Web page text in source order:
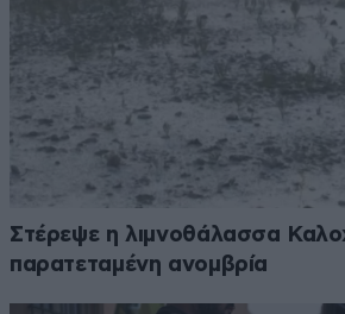
Στέρεψε η λιμνοθάλασσα
παρατεταμένη ανομβρία